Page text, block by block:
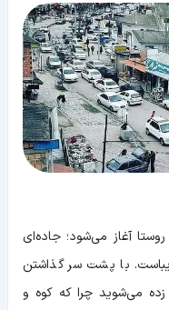
آغاز می‌شود؛ جاده‌ای
با پشت سر گذاشتن
می‌شوید چرا که کوه و